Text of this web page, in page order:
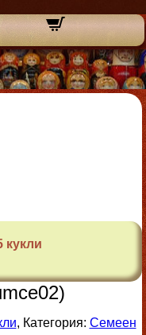
кукли
, Категория: Семеен